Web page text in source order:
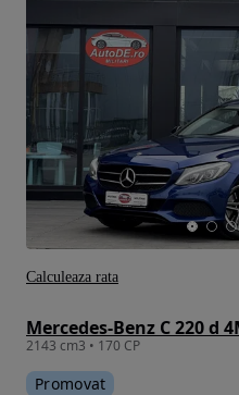
Mercedes-Benz C 220 d
2143 cm3 • 170 CP
Promovat
Calculeaza rata